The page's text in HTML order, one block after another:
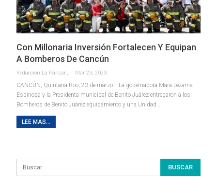
Con Millonaria Inversión Fortalecen Y Equipan
A Bomberos De Cancún
Redaccion La Pancarta De Quintana Roo Mar 23, 2023
CANCÚN, Quintana Roo, 23 de marzo. - La gobernadora Mara Lezama
Espinosa y la Presidenta municipal de Benito Juárez entregaron a los
Bomberos de Benito Juárez equipamiento y una Unidad…
LEE MAS...